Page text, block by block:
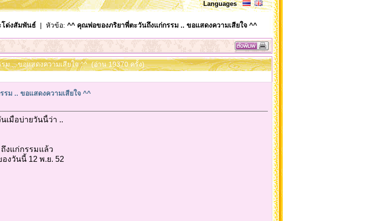
Languages
ด่งสัมพันธ์ | หัวข้อ: ^^ คุณพ่อของภริยาพี่ตะวันถึงแก่กรรม .. ขอแสดงความเสียใจ ^^
.. ขอแสดงความเสียใจ ^^ (อ่าน 19370 ครั้ง)
ม .. ขอแสดงความเสียใจ ^^
เมื่อบ่ายวันนี้ว่า ..
งแก่กรรมแล้ว
งวันนี้ 12 พ.ย. 52